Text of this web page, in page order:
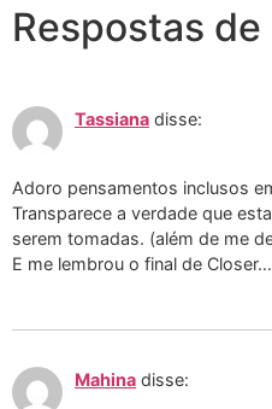
Respostas de
Tassiana disse:
Adoro pensamentos inclusos
Transparece a verdade que
serem tomadas. (além de me
E me lembrou o final de
Mahina disse: